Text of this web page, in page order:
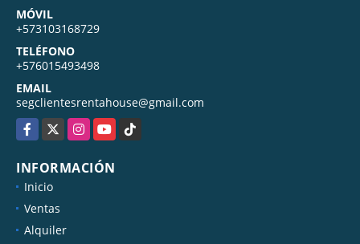
MÓVIL
+573103168729
TELÉFONO
+576015493498
EMAIL
segclientesrentahouse@gmail.com
Facebook
X InstagramYouTubeTikTok
INFORMACIÓN
Inicio
Ventas
Alquiler